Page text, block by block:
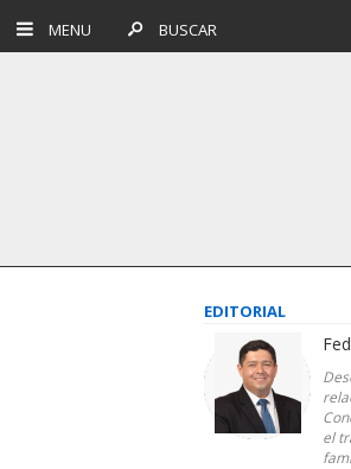
MENU BUSCAR
EDITORIAL
el